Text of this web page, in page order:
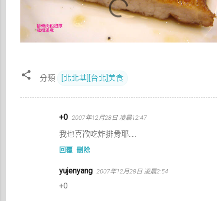
分類 [北北基][台北]美食
+0 2007年12月28日 凌晨12:47
我也喜歡吃炸排骨耶.....
回覆 刪除
yujenyang 2007年12月28日 凌晨2:54
+0